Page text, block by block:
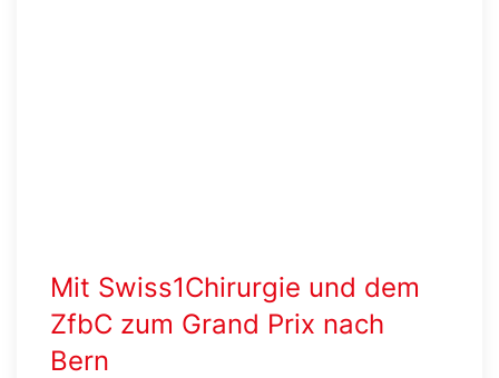
Mit Swiss1Chirurgie und dem
ZfbC zum Grand Prix nach
Bern